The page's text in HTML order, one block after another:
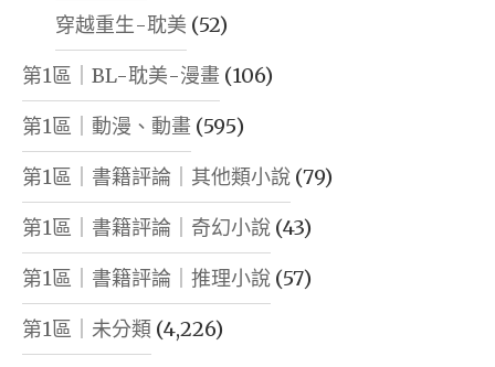
穿越重生-耽美 (52)
第1區｜BL-耽美-漫畫 (106)
第1區｜動漫、動畫 (595)
第1區｜書籍評論｜其他類小說 (79)
第1區｜書籍評論｜奇幻小說 (43)
第1區｜書籍評論｜推理小說 (57)
第1區｜未分類 (4,226)